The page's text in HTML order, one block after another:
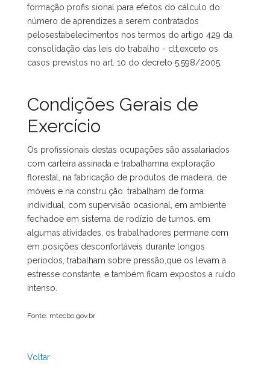
formação profis sional para efeitos do cálculo do
número de aprendizes a serem contratados
pelosestabelecimentos nos termos do artigo 429 da
consolidação das leis do trabalho - clt,exceto os
casos previstos no art. 10 do decreto 5.598/2005.
Condições Gerais de
Exercício
Os profissionais destas ocupações são assalariados
com carteira assinada e trabalhamna exploração
florestal, na fabricação de produtos de madeira, de
móveis e na constru ção. trabalham de forma
individual, com supervisão ocasional, em ambiente
fechadoe em sistema de rodízio de turnos. em
algumas atividades, os trabalhadores permane cem
em posições desconfortáveis durante longos
períodos, trabalham sobre pressão,que os levam a
estresse constante, e também ficam expostos a ruído
intenso.
Fonte: mtecbo.gov.br
Voltar